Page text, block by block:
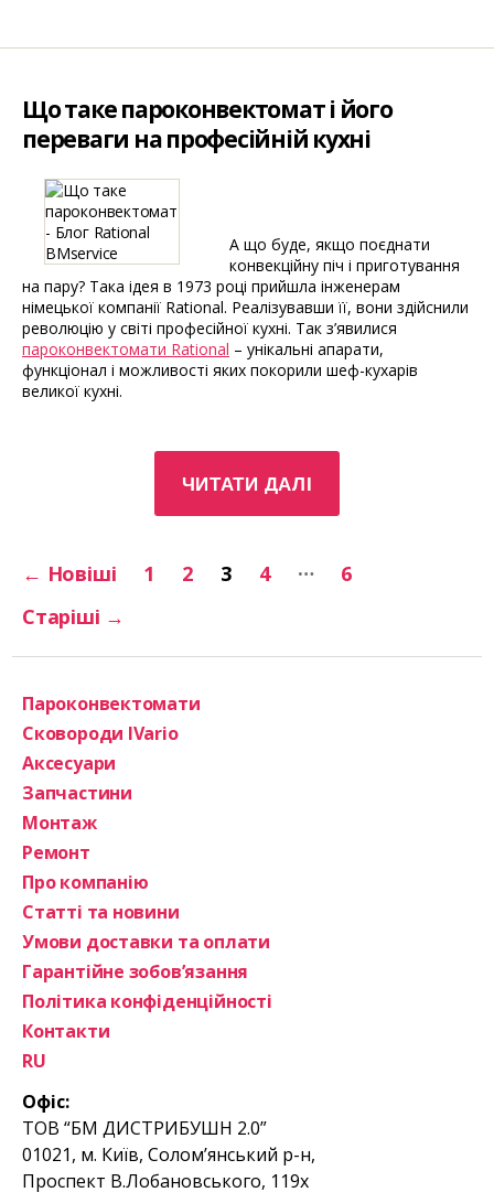
Що таке пароконвектомат і його
переваги на професійній кухні
А що буде, якщо поєднати
конвекційну піч і приготування
на пару? Така ідея в 1973 році прийшла інженерам
німецької компанії Rational. Реалізувавши її, вони здійснили
революцію у світі професійної кухні. Так з’явилися
пароконвектомати Rational – унікальні апарати,
функціонал і можливості яких покорили шеф-кухарів
великої кухні.
ЧИТАТИ ДАЛІ
переваги
Навігація
записів
← Новіші 1 2 3 4 …
6
Старіші →
Офіс:
ТОВ “БМ ДИСТРИБУШН 2.0”
01021, м. Київ, Солом’янський р-н,
Проспект В.Лобановського, 119х
Пароконвектомати
Сковороди IVario
Аксесуари
Запчастини
Монтаж
Ремонт
Про компанію
Статті та новини
Умови доставки та оплати
Гарантійне зобов’язання
Політика конфіденційності
Контакти
RU